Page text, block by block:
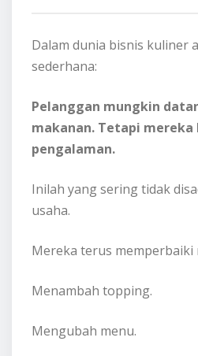
Dalam dunia bisnis kuliner
sederhana:
Pelanggan mungkin
makanan. Tetapi
pengalaman.
Inilah yang sering tidak
usaha.
Mereka terus memperbaiki
Menambah topping.
Mengubah menu.